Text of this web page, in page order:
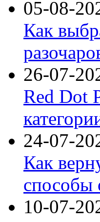
05-08-
Как
26-07-
Red Dot
24-07-
Как
способы
10-07-